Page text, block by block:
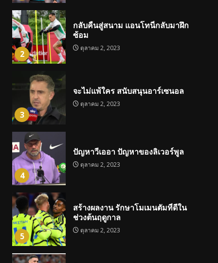
2
กลับคืนสู่สนาม แอนโทนี่กลับมาฝึก
ซ้อม
ตุลาคม 2, 2023
3
จะไม่แพ้ใคร สนับสนุนอาร์เซนอล
ตุลาคม 2, 2023
4
ปัญหาวีเออา ปัญหาของลิเวอร์พูล
ตุลาคม 2, 2023
5
สร้างผลงาน รักษาโมเมนตัมที่ดีใน
ช่วงต้นฤดูกาล
ตุลาคม 2, 2023